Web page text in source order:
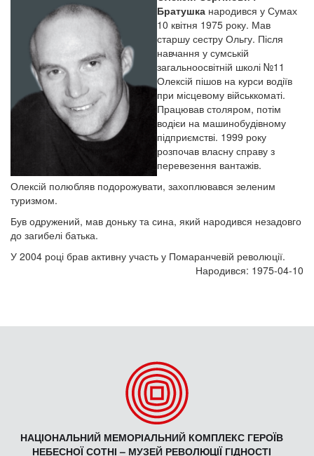
Братушка народився у Сумах
10 квітня 1975 року. Мав
старшу сестру Ольгу. Після
навчання у сумській
загальноосвітній школі №11
Олексій пішов на курси водіїв
при місцевому військкоматі.
Працював столяром, потім
водієи на машинобудівному
підприємстві. 1999 року
розпочав власну справу з
перевезення вантажів.
Олексій полюбляв подорожувати, захоплювався зеленим
туризмом.
Був одружений, мав доньку та сина, який народився незадовго
до загибелі батька.
У 2004 році брав активну участь у Помаранчевій революції.
Народився: 1975-04-10
НАЦІОНАЛЬНИЙ МЕМОРІАЛЬНИЙ КОМПЛЕКС ГЕРОЇВ
НЕБЕСНОЇ СОТНІ – МУЗЕЙ РЕВОЛЮЦІЇ ГІДНОСТІ